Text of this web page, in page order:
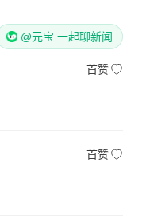
@元宝 一起聊新闻
首赞
首赞